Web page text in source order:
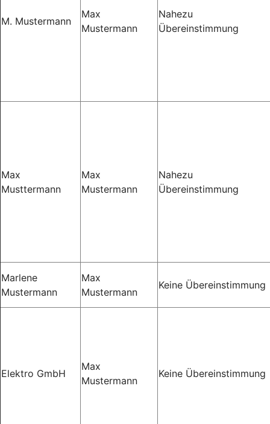
M. Mustermann
Max
Mustermann
Nahezu
Übereinstimmung
Max
Musttermann
Max
Mustermann
Nahezu
Übereinstimmung
Marlene
Mustermann
Max
Mustermann
Keine Übereinstimmung
Elektro GmbH
Max
Mustermann
Keine Übereinstimmung